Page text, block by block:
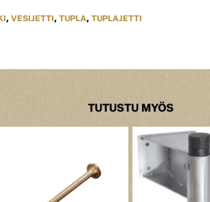
, VESIJETTI, TUPLA, TUPLAJETTI
TUTUSTU MYÖS